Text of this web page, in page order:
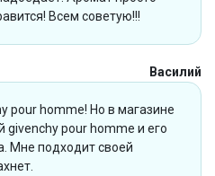
Всем советую!!!
Василий
pour homme! Но в магазине
givenchy pour homme и его
Мне подходит своей